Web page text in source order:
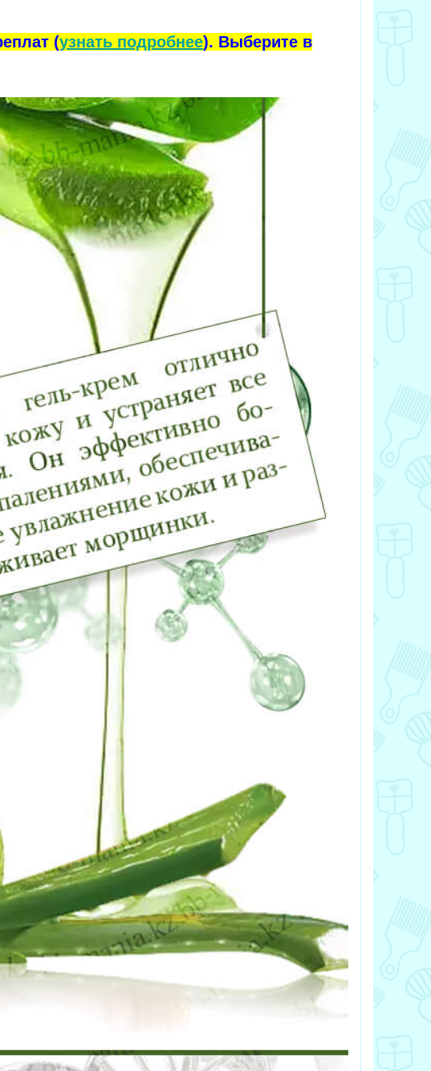
(узнать подробнее). Выберите в